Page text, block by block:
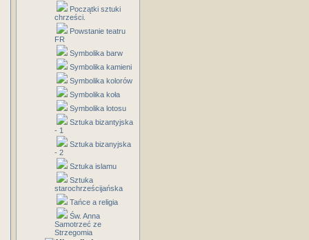
Początki sztuki
chrześci.
Powstanie teatru
FR
Symbolika barw
Symbolika kamieni
Symbolika kolorów
Symbolika koła
Symbolika lotosu
Sztuka bizantyjska
- 1
Sztuka bizanyjska
- 2
Sztuka islamu
Sztuka
starochrześcijańska
Tańce a religia
Św. Anna
Samotrzeć ze
Strzegomia